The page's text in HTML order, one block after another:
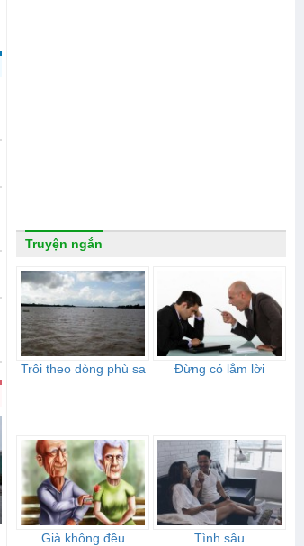
Truyện ngắn
Trôi theo dòng phù sa Đừng có lắm lời
Già không đều Tình sâu